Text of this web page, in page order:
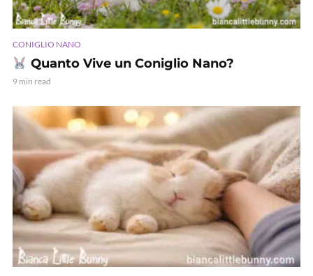
CONIGLIO NANO
Quanto Vive un Coniglio Nano?
9 min read